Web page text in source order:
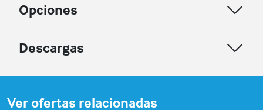
Opciones
Descargas
Ver ofertas relacionadas